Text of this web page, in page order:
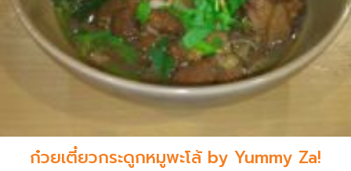
ก๋วยเตี๋ยวกระดูกหมูพะโล้ by Yummy Za!